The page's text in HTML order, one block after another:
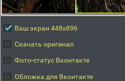
Ваш экран 448x896
Скачать оригинал
Фото-статус Вконтакте
Обложка для Вконтакте